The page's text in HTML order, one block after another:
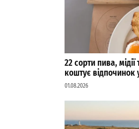
22 сорти пива,
коштує відпочинок
01.08.2026